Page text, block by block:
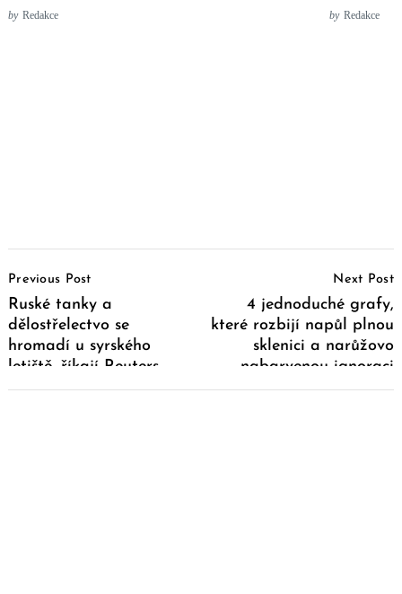
by Redakce by Redakce
Navigation
Previous Post
Ruské tanky a
dělostřelectvo se
hromadí u syrského
letiště, říkají Reuters
američtí činitelé
Next Post
4 jednoduché grafy,
které rozbijí napůl plnou
sklenici a narůžovo
nabarvenou ignoraci
reality…